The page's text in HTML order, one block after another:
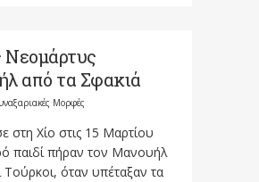
Νεομάρτυς
από τα Σφακιά
Μορφές
στη Χίο στις 15 Μαρτίου
παιδί πήραν τον Μανουήλ
όταν υπέταξαν τα